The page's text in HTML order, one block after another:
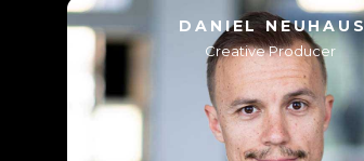
DANIEL NEUHAUS
Creative Producer